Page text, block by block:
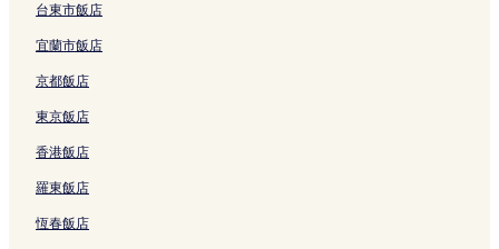
鹿草飯店
竹崎親水公園附近的飯店
嘉義附近的飯店
大林飯店
高跟鞋教堂附近的飯店
梅山公園附近的飯店
台東市飯店
宜蘭市飯店
京都飯店
東京飯店
香港飯店
羅東飯店
恆春飯店